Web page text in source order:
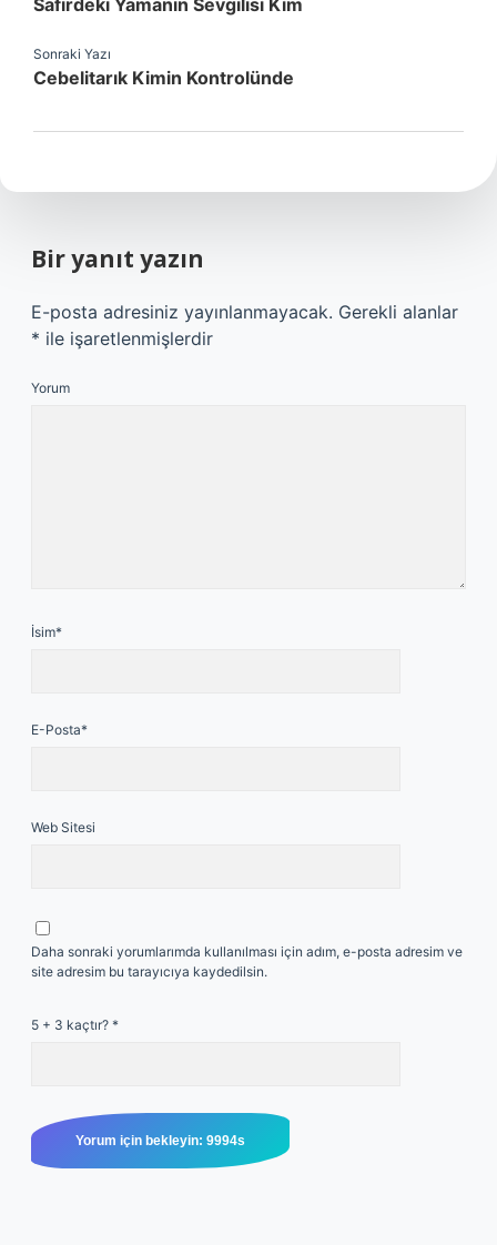
Safirdeki Yamanın Sevgilisi Kim
Sonraki Yazı
Cebelitarık Kimin Kontrolünde
Bir yanıt yazın
E-posta adresiniz yayınlanmayacak. Gerekli alanlar
* ile işaretlenmişlerdir
Yorum
İsim*
E-Posta*
Web Sitesi
Daha sonraki yorumlarımda kullanılması için adım, e-posta adresim ve
site adresim bu tarayıcıya kaydedilsin.
5 + 3 kaçtır? *